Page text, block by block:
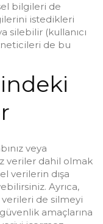
bilgileri de
istedikleri
silebilir (kullanıcı
de bu
veya
veriler dahil olmak
verilerin dışa
Ayrıca,
de silmeyi
amaçlarına